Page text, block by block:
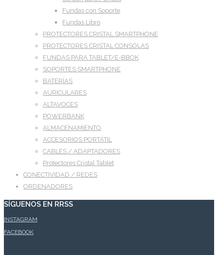
Fundas con Soporte
Fundas Libro
PROTECTORES CRISTAL SMARTPHONE
PROTECTORES CRISTAL CONSOLAS
FUNDAS PARA TABLET/E-BBOK
SOPORTES SMARTPHONE
BATERÍAS
AURICULARES
ALTAVOCES
POWERBANK
ALMACENAMIENTO
ACCESORIOS PORTÁTIL
CABLES / ADAPTADORES
Protectores Cristal Tablet
CONECTIVIDAD / REDES
ORDENADORES
SÍGUENOS EN RRSS
INSTAGRAM
FACEBOOK